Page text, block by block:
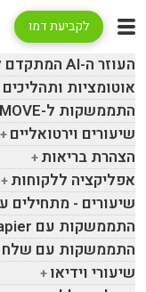
לקביעת דמו
העוזר ה-AI המתקדם
אוטומציות
התממשקות ל-MOVE
שיעורים וירטואליים
הצהרת בריאות
אפליקציה ללקוחות
שיעורים - מתחילים
התממשקות עם
התממשקות עם
שיעורי וידיאו